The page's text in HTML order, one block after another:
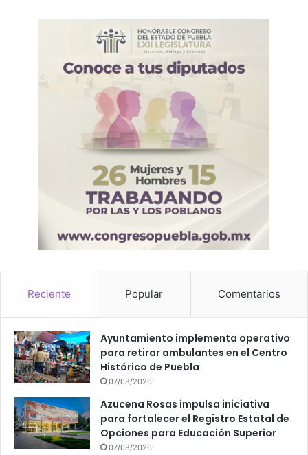
Reciente Popular Comentarios
Ayuntamiento implementa operativo
para retirar ambulantes en el Centro
Histórico de Puebla
07/08/2026
Azucena Rosas impulsa iniciativa
para fortalecer el Registro Estatal de
Opciones para Educación Superior
07/08/2026